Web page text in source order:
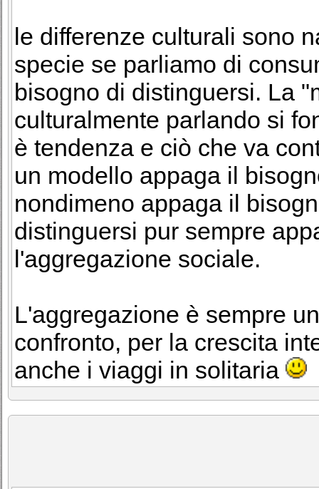
le differenze culturali sono
specie se parliamo di
bisogno di distinguersi. La
culturalmente parlando si
è tendenza e ciò che va
un modello appaga il
nondimeno appaga il
distinguersi pur sempre
l'aggregazione sociale.
L'aggregazione è sempre
confronto, per la crescita
anche i viaggi in solitaria